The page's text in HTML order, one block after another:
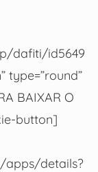
dafiti/id5649
type=”round”
BAIXAR O
button]
apps/details?